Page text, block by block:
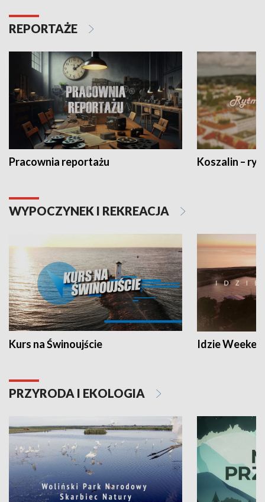
REPORTAŻE
Pracownia reportażu Koszalin –
WYPOCZYNEK I REKREACJA
Kurs na Świnoujście Idzie
PRZYRODA I EKOLOGIA